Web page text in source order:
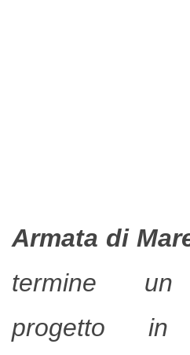
Armata di
termine un
progetto